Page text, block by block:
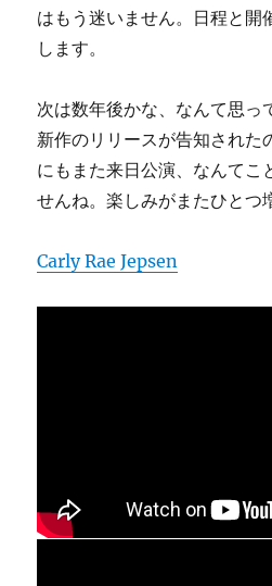
はもう迷いません。日程と開
します。
次は数年後かな、なんて思っ
新作のリリースが告知された
にもまた来日公演、なんてこ
せんね。楽しみがまたひとつ
Carly Rae Jepsen